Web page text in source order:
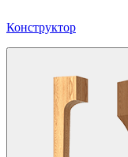
Конструктор